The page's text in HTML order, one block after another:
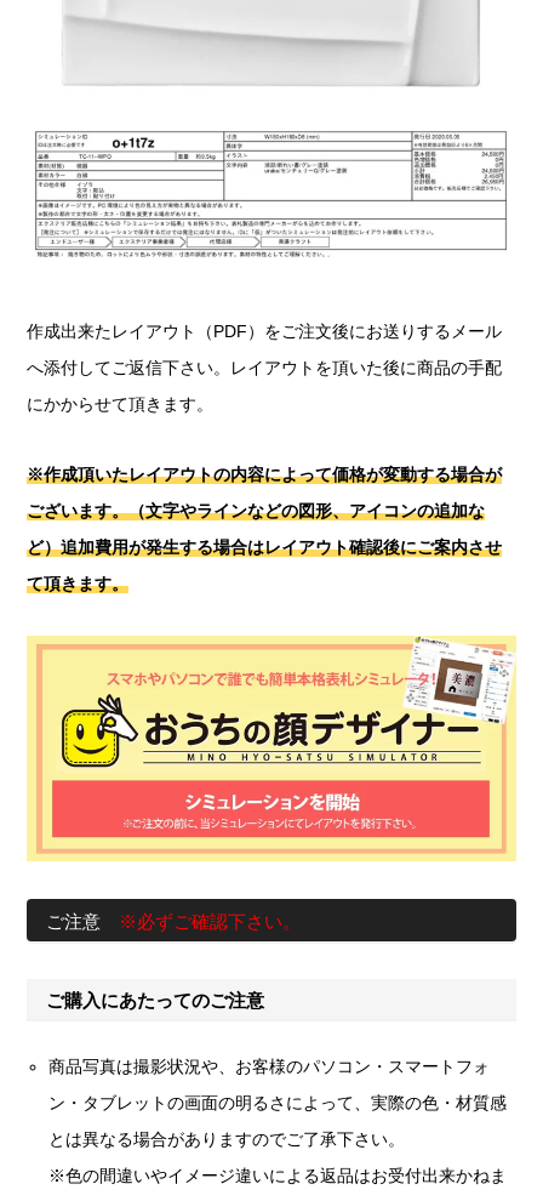
作成出来たレイアウト（PDF）をご注文後にお送りするメール
へ添付してご返信下さい。レイアウトを頂いた後に商品の手配
にかからせて頂きます。
※作成頂いたレイアウトの内容によって価格が変動する場合が
ございます。（文字やラインなどの図形、アイコンの追加な
ど）追加費用が発生する場合はレイアウト確認後にご案内させ
て頂きます。
ご注意 ※必ずご確認下さい。
ご購入にあたってのご注意
商品写真は撮影状況や、お客様のパソコン・スマートフォ
ン・タブレットの画面の明るさによって、実際の色・材質感
とは異なる場合がありますのでご了承下さい。
※色の間違いやイメージ違いによる返品はお受付出来かねま